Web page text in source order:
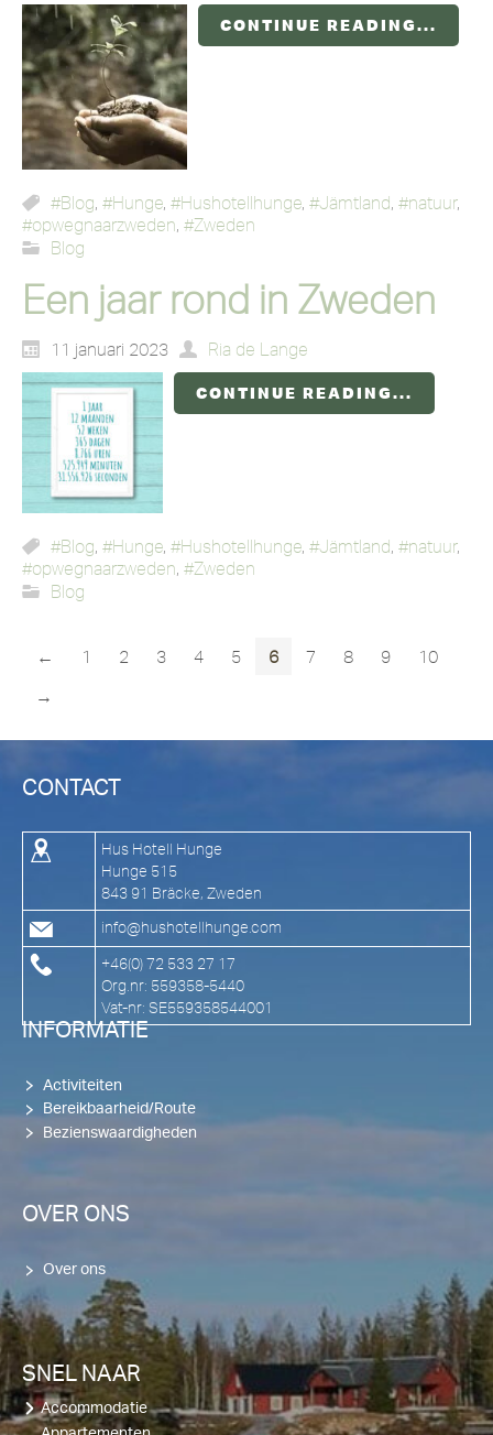
CONTINUE READING...
#Blog, #Hunge, #Hushotellhunge, #Jämtland, #natuur,
#opwegnaarzweden, #Zweden
Blog
Een jaar rond in Zweden
11 januari 2023 Ria de Lange
CONTINUE READING...
#Blog, #Hunge, #Hushotellhunge, #Jämtland, #natuur,
#opwegnaarzweden, #Zweden
Blog
← 1 2 3 4 5 6 7 8 9
10
→
CONTACT
Hus Hotell Hunge
Hunge 515
843 91 Bräcke, Zweden
info@hushotellhunge.com
+46(0) 72 533 27 17
Org.nr: 559358-5440
Vat-nr: SE559358544001
INFORMATIE
Activiteiten
Bereikbaarheid/Route
Bezienswaardigheden
OVER ONS
Over ons
SNEL NAAR
Accommodatie